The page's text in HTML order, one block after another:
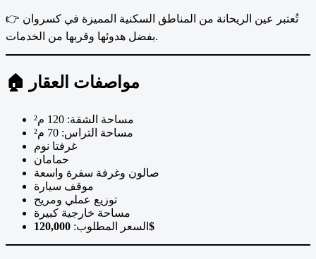
👉 تُعتبر عين الريحانة من المناطق السكنية المميزة في كسروان
بفضل هدوئها وقربها من الخدمات.
🏠 مواصفات العقار
مساحة الشقة: 120 م²
مساحة التراس: 70 م²
غرفتا نوم
حمامان
صالون وغرفة سفرة واسعة
موقف سيارة
توزيع عملي ومريح
مساحة خارجية كبيرة
السعر المطلوب: 120,000$